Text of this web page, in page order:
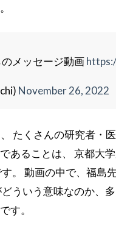
メッセージ動画
November 26, 2022
たくさんの研究者・
あることは、 京都大
。 動画の中で、福島
ういう意味なのか、
す。